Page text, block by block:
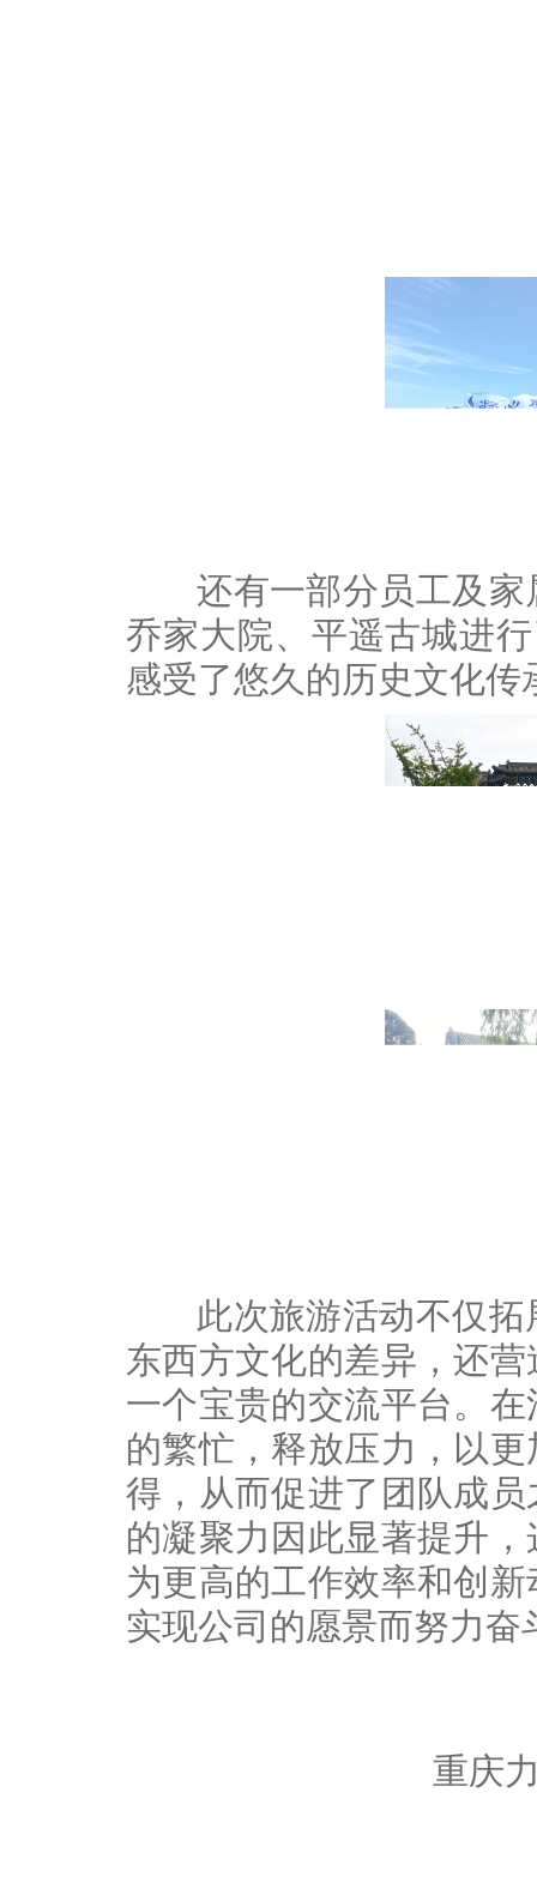
还有一部分员工及家
乔家大院、平遥古城进
感受了悠久的历史文化传
此次旅游活动不仅拓
东西方文化的差异，还
一个宝贵的交流平台。
的繁忙，释放压力，以
得，从而促进了团队成
的凝聚力因此显著提升
为更高的工作效率和创
实现公司的愿景而努力奋
重庆力宏精细